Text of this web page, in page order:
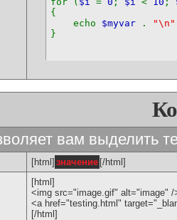
{
echo $myvar . "\n"
}
вам выделить
[html] значение [/html]
[html]
<img src="image.gif" alt="image" /
<a href="testing.html"
[/html]